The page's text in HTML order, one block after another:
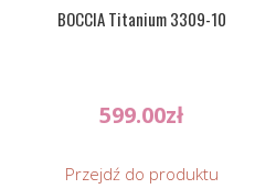
BOCCIA Titanium 3309-10
599.00zł
Przejdź do produktu